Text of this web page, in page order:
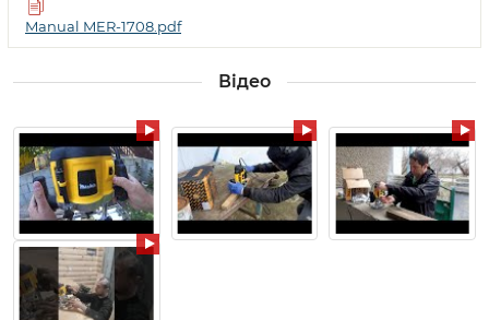
Manual MER-1708.pdf
Відео